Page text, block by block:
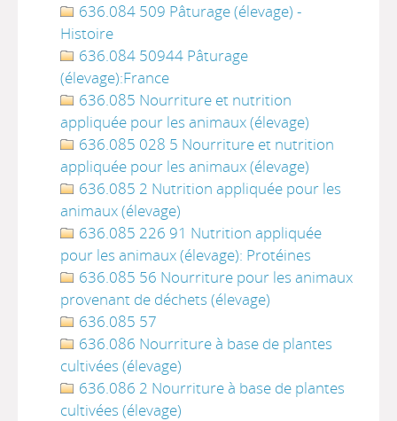
636.084 509 Pâturage (élevage) -
Histoire
636.084 50944 Pâturage
(élevage):France
636.085 Nourriture et nutrition
appliquée pour les animaux (élevage)
636.085 028 5 Nourriture et nutrition
appliquée pour les animaux (élevage)
636.085 2 Nutrition appliquée pour les
animaux (élevage)
636.085 226 91 Nutrition appliquée
pour les animaux (élevage): Protéines
636.085 56 Nourriture pour les animaux
provenant de déchets (élevage)
636.085 57
636.086 Nourriture à base de plantes
cultivées (élevage)
636.086 2 Nourriture à base de plantes
cultivées (élevage)